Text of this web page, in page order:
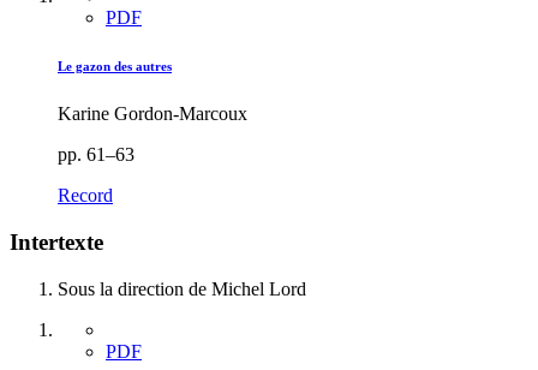
PDF
Le gazon des autres
Karine Gordon-Marcoux
pp. 61–63
Record
Intertexte
Sous la direction de Michel Lord
PDF